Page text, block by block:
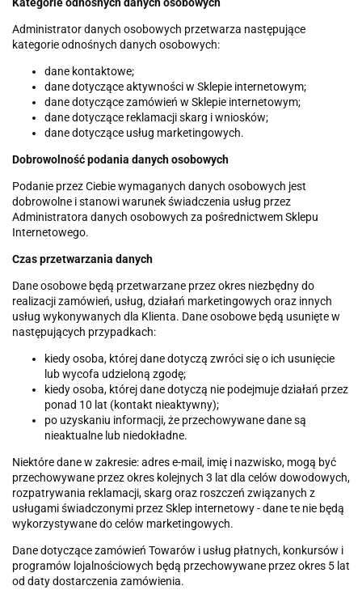
Administrator danych osobowych przetwarza następujące
kategorie odnośnych danych osobowych:
dane kontaktowe;
dane dotyczące aktywności w Sklepie internetowym;
dane dotyczące zamówień w Sklepie internetowym;
dane dotyczące reklamacji skarg i wniosków;
dane dotyczące usług marketingowych.
Dobrowolność podania danych osobowych
Podanie przez Ciebie wymaganych danych osobowych jest
dobrowolne i stanowi warunek świadczenia usług przez
Administratora danych osobowych za pośrednictwem Sklepu
Internetowego.
Czas przetwarzania danych
Dane osobowe będą przetwarzane przez okres niezbędny do
realizacji zamówień, usług, działań marketingowych oraz innych
usług wykonywanych dla Klienta. Dane osobowe będą usunięte w
następujących przypadkach:
kiedy osoba, której dane dotyczą zwróci się o ich usunięcie
lub wycofa udzieloną zgodę;
kiedy osoba, której dane dotyczą nie podejmuje działań przez
ponad 10 lat (kontakt nieaktywny);
po uzyskaniu informacji, że przechowywane dane są
nieaktualne lub niedokładne.
Niektóre dane w zakresie: adres e-mail, imię i nazwisko, mogą być
przechowywane przez okres kolejnych 3 lat dla celów dowodowych,
rozpatrywania reklamacji, skarg oraz roszczeń związanych z
usługami świadczonymi przez Sklep internetowy - dane te nie będą
wykorzystywane do celów marketingowych.
Dane dotyczące zamówień Towarów i usług płatnych, konkursów i
programów lojalnościowych będą przechowywane przez okres 5 lat
od daty dostarczenia zamówienia.